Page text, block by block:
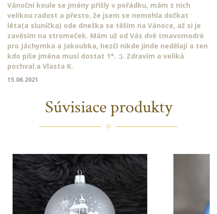
Vánoční koule se jmény přišly v pořádku, mám z nich
velikou radost a přesto, že jsem se nemohla dočkat
léta(a sluníčka) ode dneška se těším na Vánoce, až si je
zavěsím na stromeček. Mám už od Vás dvě tmavomodré
pro Jáchymka a Jakoubka, hezčí nikde jinde nedělají a ten
kdo píše jména musí dostat 1*. :). Zdravím a veliká
pochval.a Vlasta K.
15.06.2021
Súvisiace produkty